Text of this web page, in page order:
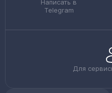
Написать в
Telegram
Для